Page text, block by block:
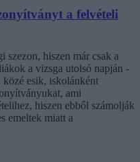
a felvételi
szezon, hiszen már csak a
a vizsga utolsó napján -
esik, iskolánként
ami
hiszen ebből számolják
emeltek miatt a